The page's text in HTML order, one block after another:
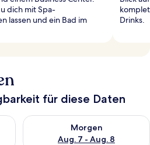
dich mit Spa-
lassen und ein Bad im
Drinks.
für diese Daten
für heute Nacht, Aug. 6 - Aug. 7.
Morgen
Aug. 7 - Aug. 8
Überprüfe die Verfügbarkeit